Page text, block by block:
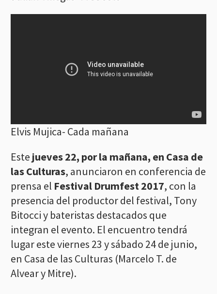
Elvis Mujica- Cada mañana
Este jueves 22, por la mañana, en Casa de
las Culturas, anunciaron en conferencia de
prensa el Festival Drumfest 2017, con la
presencia del productor del festival, Tony
Bitocci y bateristas destacados que
integran el evento. El encuentro tendrá
lugar este viernes 23 y sábado 24 de junio,
en Casa de las Culturas (Marcelo T. de
Alvear y Mitre).